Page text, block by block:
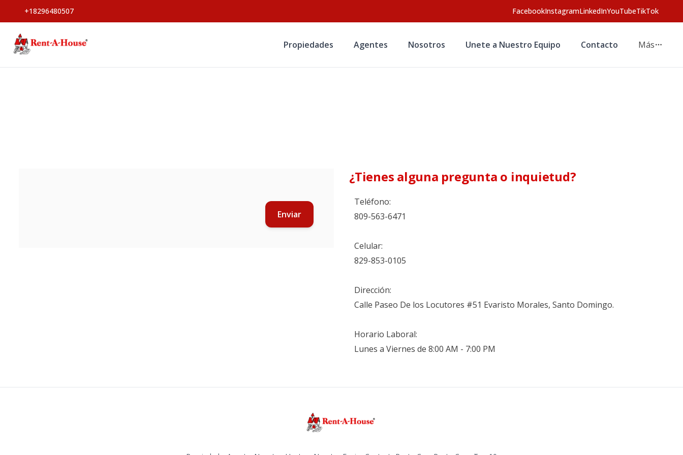
+18296480507 FacebookInstagramLinkedInYouTubeTikTok
Propiedades Agentes Nosotros Unete a Nuestro Equipo Contacto Más
Enviar
¿Tienes alguna pregunta o inquietud?
Teléfono:
809-563-6471
Celular:
829-853-0105
Dirección:
Calle Paseo De los Locutores #51 Evaristo Morales, Santo Domingo.
Horario Laboral:
Lunes a Viernes de 8:00 AM - 7:00 PM